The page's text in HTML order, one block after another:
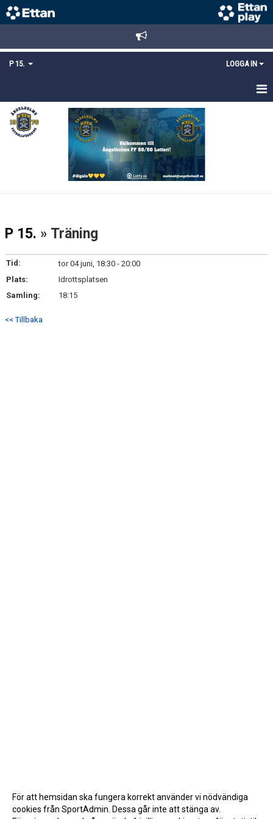
P 15. LOGGA IN
HEM
TRUPPEN
P 15. » Träning
Tid:
tor 04 juni, 18:30 - 20:00
Plats:
Idrottsplatsen
Samling:
18:15
<< Tillbaka
För att hemsidan ska fungera korrekt använder vi nödvändiga
cookies från SportAdmin. Dessa går inte att stänga av.